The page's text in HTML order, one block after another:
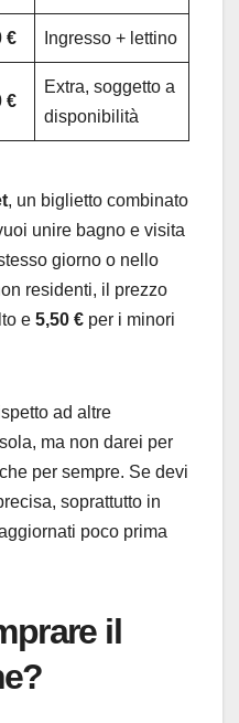
€ Ingresso + lettino
€
Extra, soggetto a
disponibilità
, un biglietto combinato
unire bagno e visita
giorno o nello
residenti, il prezzo
e 5,50 € per i minori
ad altre
ma non darei per
per sempre. Se devi
soprattutto in
poco prima
il